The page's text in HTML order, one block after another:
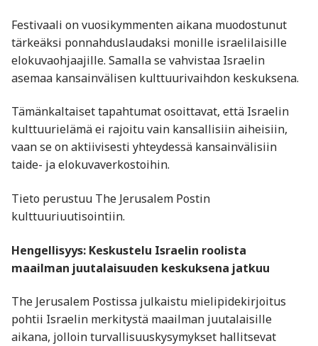
Festivaali on vuosikymmenten aikana muodostunut
tärkeäksi ponnahduslaudaksi monille israelilaisille
elokuvaohjaajille. Samalla se vahvistaa Israelin
asemaa kansainvälisen kulttuurivaihdon keskuksena.
Tämänkaltaiset tapahtumat osoittavat, että Israelin
kulttuurielämä ei rajoitu vain kansallisiin aiheisiin,
vaan se on aktiivisesti yhteydessä kansainvälisiin
taide- ja elokuvaverkostoihin.
Tieto perustuu The Jerusalem Postin
kulttuuriuutisointiin.
Hengellisyys: Keskustelu Israelin roolista
maailman juutalaisuuden keskuksena jatkuu
The Jerusalem Postissa julkaistu mielipidekirjoitus
pohtii Israelin merkitystä maailman juutalaisille
aikana, jolloin turvallisuuskysymykset hallitsevat